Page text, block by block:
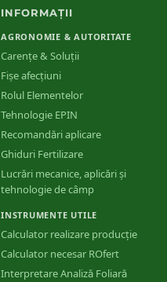
INFORMAȚII
AGRONOMIE & AUTORITATE
Carențe & Soluții
Fișe afecțiuni
Rolul Elementelor
Tehnologie EPIN
Recomandări aplicare
Ghiduri Fertilizare
Lucrări mecanice, aplicări și
tehnologie de câmp
INSTRUMENTE UTILE
Calculator realizare producție
Calculator necesar ROfert
Interpretare Analiză Foliară